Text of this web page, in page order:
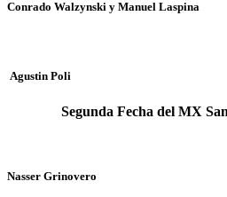
Conrado Walzynski y Manuel Laspina
Agustin Poli
Segunda Fecha del MX
Nasser Grinovero